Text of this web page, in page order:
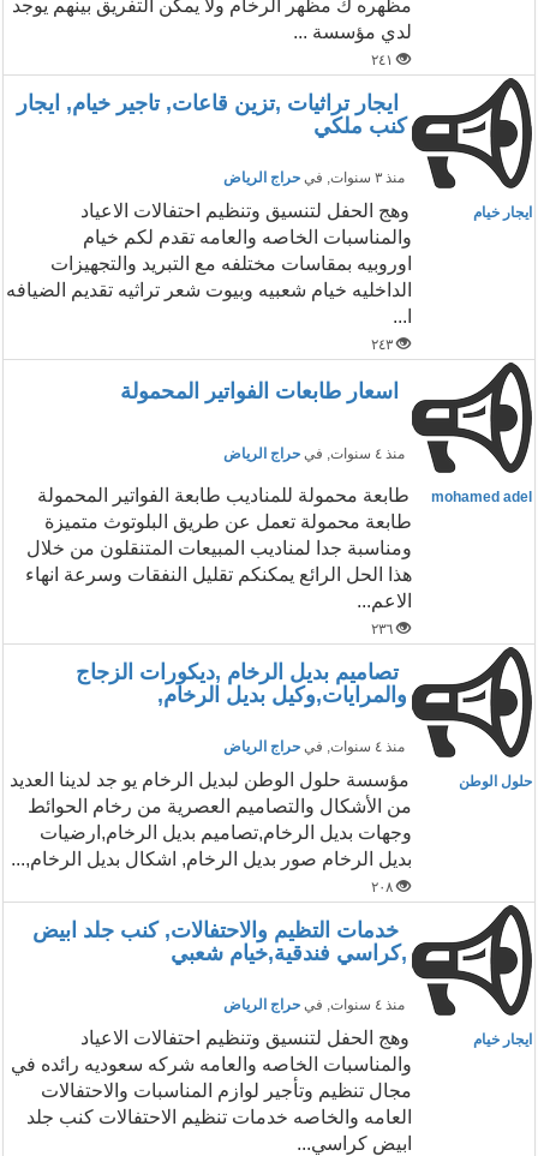
مظهره ك مظهر الرخام ولا يمكن التفريق بينهم يوجد
لدي مؤسسة ...
٢٤١
ايجار تراثيات ,تزين قاعات, تاجير خيام, ايجار
كنب ملكي
منذ ٣ سنوات , في حراج الرياض
ايجار خيام
وهج الحفل لتنسيق وتنظيم احتفالات الاعياد
والمناسبات الخاصه والعامه تقدم لكم خيام
اوروبيه بمقاسات مختلفه مع التبريد والتجهيزات
الداخليه خيام شعبيه وبيوت شعر تراثيه تقديم الضيافه
ا...
٢٤٣
اسعار طابعات الفواتير المحمولة
منذ ٤ سنوات , في حراج الرياض
mohamed adel
طابعة محمولة للمناديب طابعة الفواتير المحمولة
طابعة محمولة تعمل عن طريق البلوتوث متميزة
ومناسبة جدا لمناديب المبيعات المتنقلون من خلال
هذا الحل الرائع يمكنكم تقليل النفقات وسرعة انهاء
الاعم...
٢٣٦
تصاميم بديل الرخام ,ديكورات الزجاج
والمرايات,وكيل بديل الرخام,
منذ ٤ سنوات , في حراج الرياض
حلول الوطن
مؤسسة حلول الوطن لبديل الرخام يو جد لدينا العديد
من الأشكال والتصاميم العصرية من رخام الحوائط
وجهات بديل الرخام,تصاميم بديل الرخام,ارضيات
بديل الرخام صور بديل الرخام, اشكال بديل الرخام,...
٢٠٨
خدمات التظيم والاحتفالات, كنب جلد ابيض
,كراسي فندقية,خيام شعبي
منذ ٤ سنوات , في حراج الرياض
ايجار خيام
وهج الحفل لتنسيق وتنظيم احتفالات الاعياد
والمناسبات الخاصه والعامه شركه سعوديه رائده في
مجال تنظيم وتأجير لوازم المناسبات والاحتفالات
العامه والخاصه خدمات تنظيم الاحتفالات كنب جلد
ابيض كراسي...